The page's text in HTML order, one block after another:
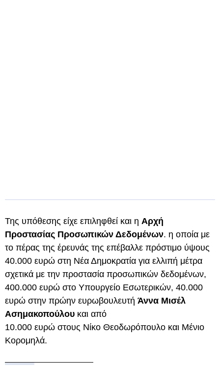
Της υπόθεσης είχε επιληφθεί και η Αρχή
Προστασίας Προσωπικών Δεδομένων. η οποία με
το πέρας της έρευνάς της επέβαλλε πρόστιμο ύψους
40.000 ευρώ στη Νέα Δημοκρατία για ελλιπή μέτρα
σχετικά με την προστασία προσωπικών δεδομένων,
400.000 ευρώ στο Υπουργείο Εσωτερικών, 40.000
ευρώ στην πρώην ευρωβουλευτή Άννα Μισέλ
Ασημακοπούλου και από
10.000 ευρώ στους Νίκο Θεοδωρόπουλο και Μένιο
Κορομηλά.